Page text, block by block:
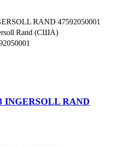
RAND 47592050001
Rand (США)
INGERSOLL RAND